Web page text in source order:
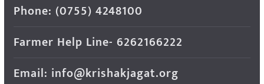
Phone: (0755) 4248100
Farmer Help Line- 6262166222
Email: info@krishakjagat.org